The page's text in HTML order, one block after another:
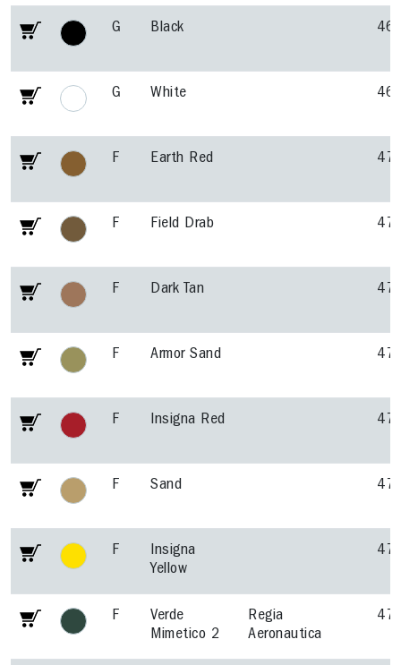
G Black
G White
F Earth Red
F Field Drab
F Dark Tan
F Armor Sand
F Insigna Red
F Sand
F
Insigna
Yellow
F
Verde
Mimetico 2
Regia
Aeronautica